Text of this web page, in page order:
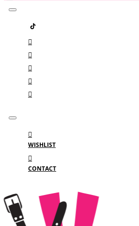
WISHLIST
CONTACT
Meniu
MENIU